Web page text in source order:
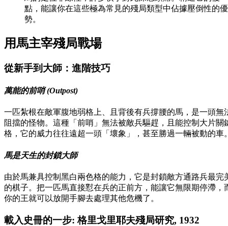
點，能讓你在這些極為常見的殘局類型中佔據壓倒性的優
勢。
用馬主宰殘局戰場
從新手到大師：進階技巧
萬能的前哨 (Outpost)
一匹紮根在敵軍腹地弱格上、且背後有兵撐腰的馬，是一頭無
阻擋的怪物。這種「前哨」無法被敵兵驅趕，且能控制大片關
格，它的威力往往遠超一頭「壞象」，甚至勝過一輛被動的車
馬是天生的封鎖大師
由於馬兼具控制黑白兩色格的能力，它是封鎖敵方通路兵最完
的棋子。把一匹馬直接懟在兵的正前方，能讓它無限期停滯，
你的王就可以放開手腳去處理其他危機了。
載入史冊的一步: 格里戈里耶夫殘局研究, 1932